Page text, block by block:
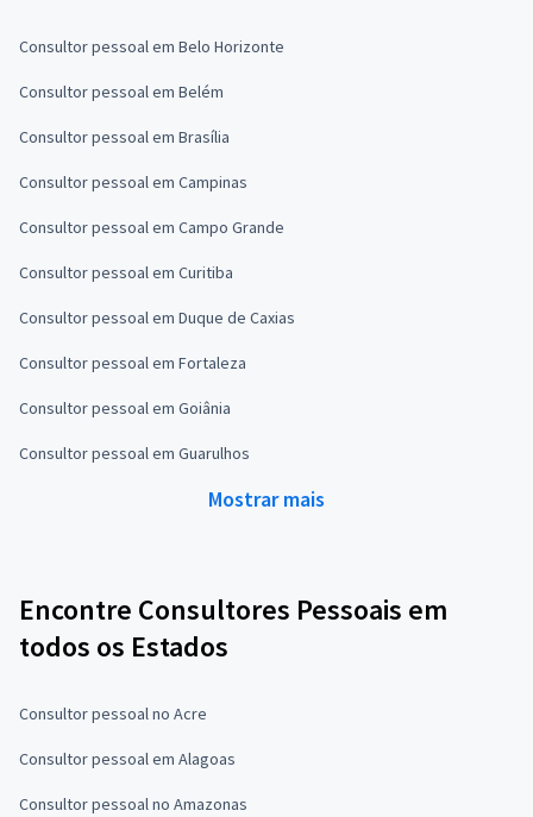
Consultor pessoal em Belo Horizonte
Consultor pessoal em Belém
Consultor pessoal em Brasília
Consultor pessoal em Campinas
Consultor pessoal em Campo Grande
Consultor pessoal em Curitiba
Consultor pessoal em Duque de Caxias
Consultor pessoal em Fortaleza
Consultor pessoal em Goiânia
Consultor pessoal em Guarulhos
Mostrar mais
Encontre Consultores Pessoais em
todos os Estados
Consultor pessoal no Acre
Consultor pessoal em Alagoas
Consultor pessoal no Amazonas